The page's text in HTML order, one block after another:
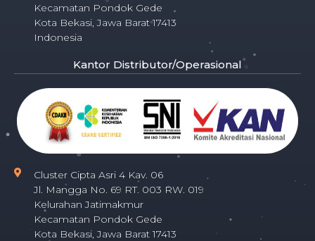
Kecamatan Pondok Gede
Kota Bekasi, Jawa Barat 17413
Indonesia
Kantor Distributor/Operasional
Cluster Cipta Asri 4 Kav. 06
Jl. Mangga No. 69 RT. 003 RW. 019
Kelurahan Jatimakmur
Kecamatan Pondok Gede
Kota Bekasi, Jawa Barat 17413